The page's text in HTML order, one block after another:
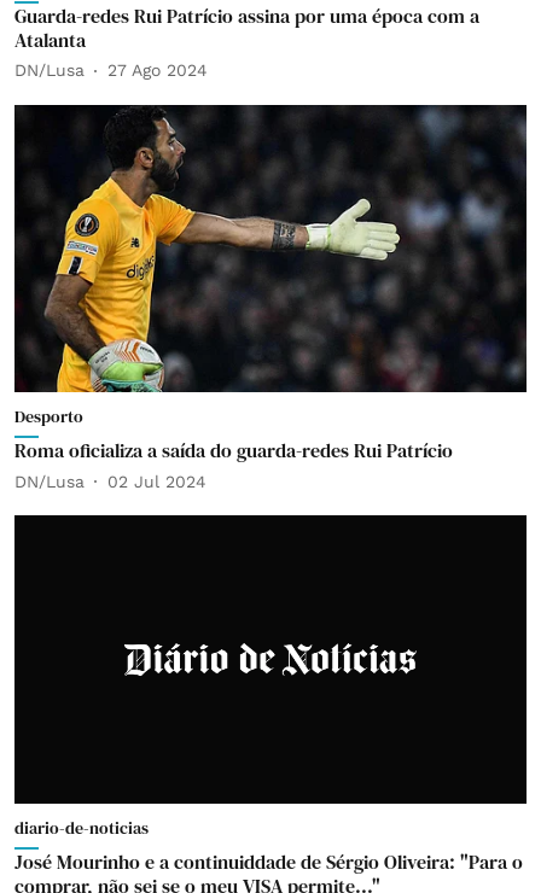
Guarda-redes Rui Patrício assina por uma época com a
Atalanta
DN/Lusa 27 Ago 2024
Desporto
Roma oficializa a saída do guarda-redes Rui Patrício
DN/Lusa 02 Jul 2024
diario-de-noticias
José Mourinho e a continuiddade de Sérgio Oliveira: "Para o
comprar, não sei se o meu VISA permite..."